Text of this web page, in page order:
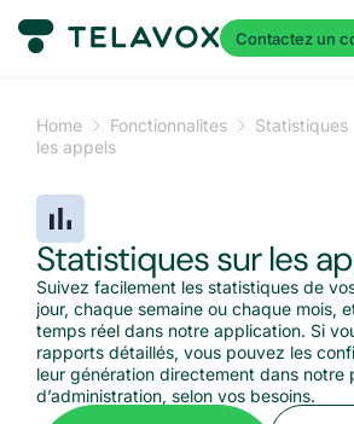
Contactez un
Home Fonctionnalites Statistiques
les appels
Statistiques sur les
Suivez facilement les statistiques de
jour, chaque semaine ou chaque mois,
temps réel dans notre application. Si
rapports détaillés, vous pouvez les
leur génération directement dans notre
d’administration, selon vos besoins.